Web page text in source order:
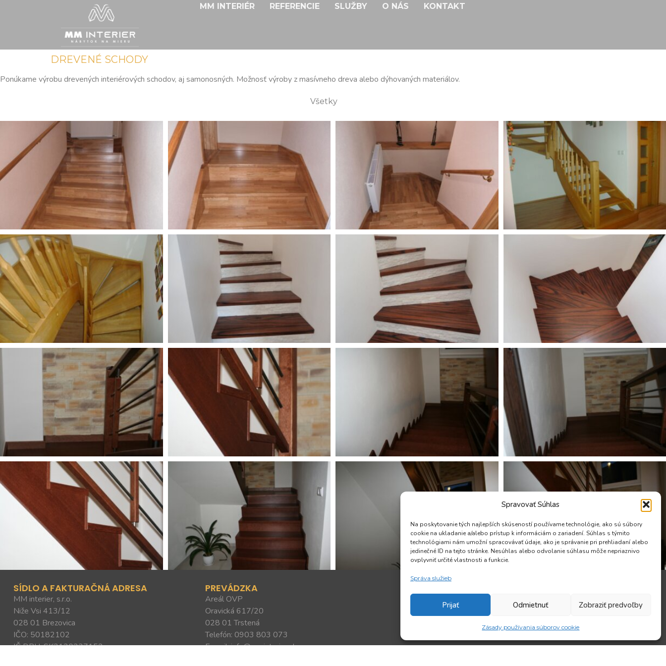
Spravovať Súhlas
Na poskytovanie tých najlepších skúseností používame technológie, ako sú súbory
cookie na ukladanie a/alebo prístup k informáciám o zariadení. Súhlas s týmito
technológiami nám umožní spracovávať údaje, ako je správanie pri prehliadaní alebo
jedinečné ID na tejto stránke. Nesúhlas alebo odvolanie súhlasu môže nepriaznivo
ovplyvniť určité vlastnosti a funkcie.
Správa služieb
Prijať Odmietnuť Zobraziť predvoľby
Zásady používania súborov cookie
MM INTERIÉR REFERENCIE SLUŽBY O NÁS KONTAKT
DREVENÉ SCHODY
Ponúkame výrobu drevených interiérových schodov, aj samonosných. Možnosť výroby z masívneho dreva alebo dýhovaných materiálov.
Všetky
SÍDLO A FAKTURAČNÁ ADRESA
MM interier, s.r.o.
Niže Vsi 413/12
028 01 Brezovica
IČO: 50182102
IČ DPH: SK2120237152
PREVÁDZKA
Areál OVP
Oravická 617/20
028 01 Trstená
Telefón: 0903 803 073
E-mail: info@mminterier.sk
vstavané skrine, interiérové dvere, drevené schody, nábytok
pre hotely, reštaurácie, ambulancie.